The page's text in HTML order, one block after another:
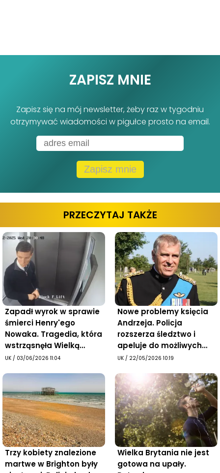
ZAPISZ MNIE
Zapisz się na mój newsletter, żeby raz w tygodniu
otrzymywać wiadomości w pigułce prosto na email.
Zapisz mnie
PRZECZYTAJ TAKŻE
Zapadł wyrok w sprawie
śmierci Henry'ego
Nowaka. Tragedia, która
wstrząsnęła Wielką
Brytanią
UK / 03/06/2026 11:04
Nowe problemy księcia
Andrzeja. Policja
rozszerza śledztwo i
apeluje do możliwych
ofiar
UK / 22/05/2026 10:19
Trzy kobiety znalezione
martwe w Brighton były
Wielka Brytania nie jest
gotowa na upały.